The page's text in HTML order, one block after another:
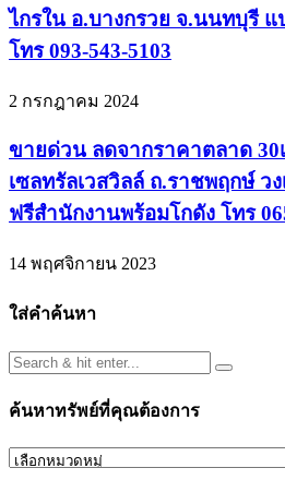
ไกรใน อ.บางกรวย จ.นนทบุรี แ
โทร 093-543-5103
2 กรกฎาคม 2024
ขายด่วน ลดจากราคาตลาด 30
เซลทรัลเวสวิลล์ ถ.ราชพฤกษ์ ว
ฟรีสำนักงานพร้อมโกดัง โทร
14 พฤศจิกายน 2023
ใส่คำค้นหา
ค้นหาทรัพย์ที่คุณต้องการ
ค้นหา